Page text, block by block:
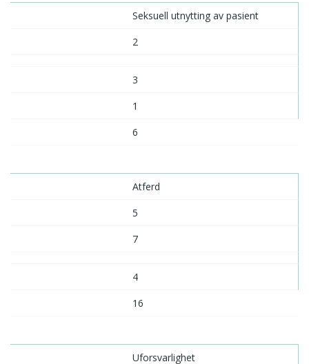
Seksuell utnytting av pasient
2
3
1
6
Atferd
5
7
4
16
Uforsvarlighet